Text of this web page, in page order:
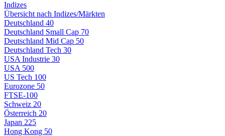
Indizes
Übersicht nach Indizes/Märkten
Deutschland 40
Deutschland Small Cap 70
Deutschland Mid Cap 50
Deutschland Tech 30
USA Industrie 30
USA 500
US Tech 100
Eurozone 50
FTSE-100
Schweiz 20
Österreich 20
Japan 225
Hong Kong 50